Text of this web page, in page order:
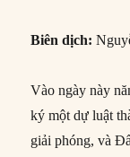
Biên dịch:
Vào ngày này
ký một dự luật
giải phóng, và